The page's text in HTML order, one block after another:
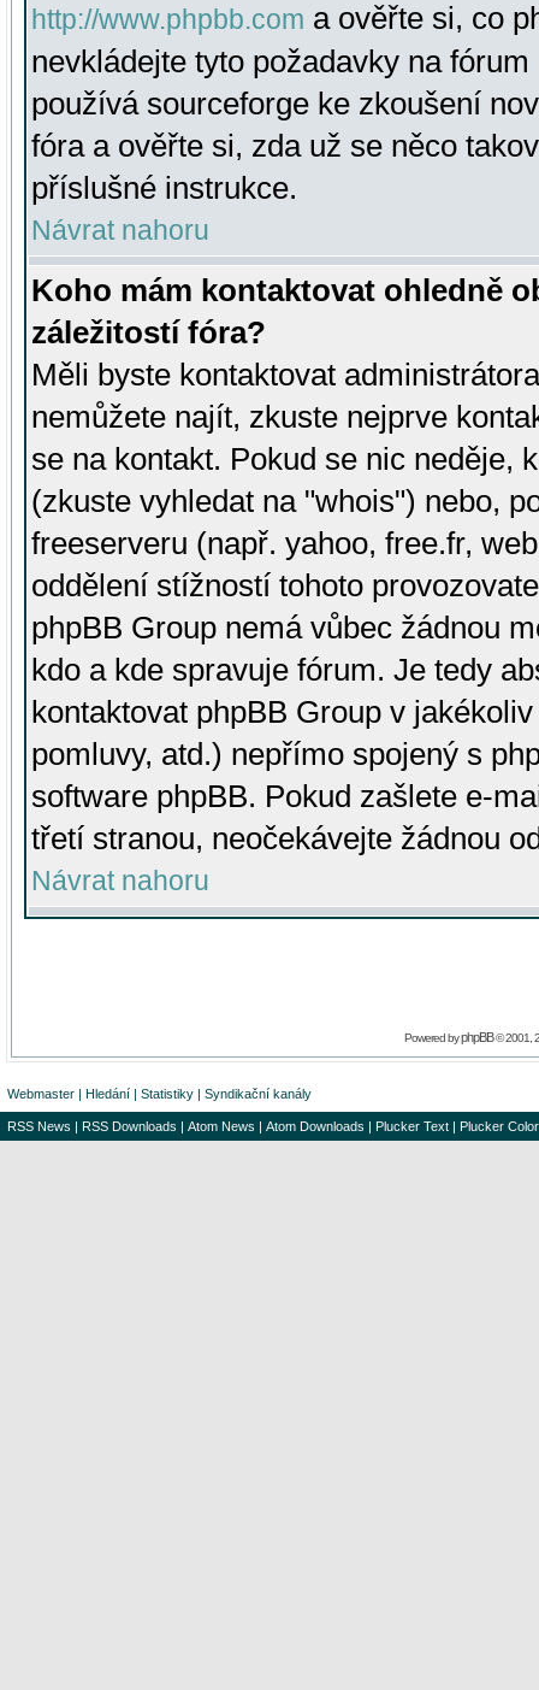
http://www.phpbb.com a ověřte si, co
nevkládejte tyto požadavky na
používá sourceforge ke zkoušení
fóra a ověřte si, zda už se něco
příslušné instrukce.
Návrat nahoru
Koho mám kontaktovat ohledně
záležitostí fóra?
Měli byste kontaktovat
nemůžete najít, zkuste nejprve
se na kontakt. Pokud se nic neděje,
(zkuste vyhledat na "whois") nebo,
freeserveru (např. yahoo, free.fr,
oddělení stížností tohoto
phpBB Group nemá vůbec žádnou
kdo a kde spravuje fórum. Je tedy
kontaktovat phpBB Group v
pomluvy, atd.) nepřímo spojený s
software phpBB. Pokud zašlete e-
třetí stranou, neočekávejte žádnou
Návrat nahoru
Powered byphpBB© 2001,
Webmaster | Hledání | Statistiky | Syndikační kanály
RSS News | RSS Downloads | Atom News | Atom Downloads | Plucker Text | Plucker Color